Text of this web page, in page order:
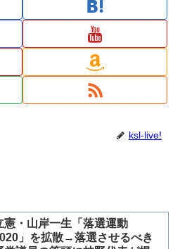
ksl-live!
憲・山岸一生「落選運動
」を拡散→落選させるべき